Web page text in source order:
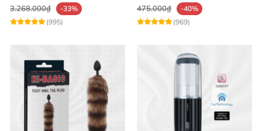
3.268.000₫
-33%
(995)
475.000₫
-40%
(969)